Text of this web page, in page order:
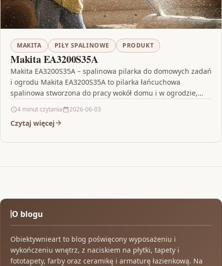
MAKITA PIŁY SPALINOWE PRODUKT
Makita EA3200S35A
Makita EA3200S35A – spalinowa pilarka do domowych zadań
i ogrodu Makita EA3200S35A to pilarka łańcuchowa
spalinowa stworzona do pracy wokół domu i w ogrodzie,…
4 minut czytania 2026-06-03
Czytaj więcej
O blogu
Obiektywnieart to blog poświęcony wyposażeniu i
wykończeniu wnętrz, z naciskiem na płytki, tapety i
fototapety, farby oraz ceramikę i armaturę łazienkową. Na